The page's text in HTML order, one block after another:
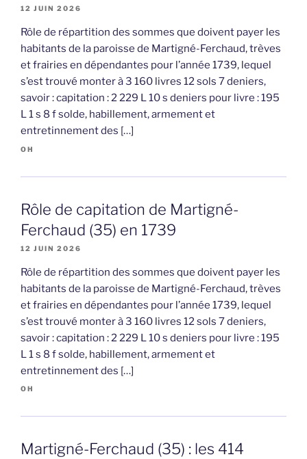
12 JUIN 2026
Rôle de répartition des sommes que doivent payer les
habitants de la paroisse de Martigné-Ferchaud, trèves
et frairies en dépendantes pour l’année 1739, lequel
s’est trouvé monter à 3 160 livres 12 sols 7 deniers,
savoir : capitation : 2 229 L 10 s deniers pour livre : 195
L 1 s 8 f solde, habillement, armement et
entretinnement des […]
OH
Rôle de capitation de Martigné-
Ferchaud (35) en 1739
12 JUIN 2026
Rôle de répartition des sommes que doivent payer les
habitants de la paroisse de Martigné-Ferchaud, trèves
et frairies en dépendantes pour l’année 1739, lequel
s’est trouvé monter à 3 160 livres 12 sols 7 deniers,
savoir : capitation : 2 229 L 10 s deniers pour livre : 195
L 1 s 8 f solde, habillement, armement et
entretinnement des […]
OH
Martigné-Ferchaud (35) : les 414